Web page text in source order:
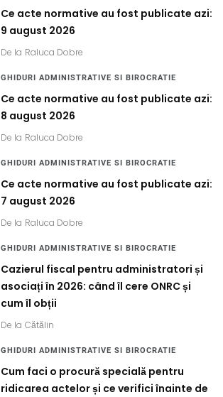
Ce acte normative au fost publicate azi:
9 august 2026
De la Raluca Dobre
GHIDURI ADMINISTRATIVE SI BIROCRATIE
Ce acte normative au fost publicate azi:
8 august 2026
De la Raluca Dobre
GHIDURI ADMINISTRATIVE SI BIROCRATIE
Ce acte normative au fost publicate azi:
7 august 2026
De la Raluca Dobre
GHIDURI ADMINISTRATIVE SI BIROCRATIE
Cazierul fiscal pentru administratori și
asociați în 2026: când îl cere ONRC și
cum îl obții
De la Cătălin
GHIDURI ADMINISTRATIVE SI BIROCRATIE
Cum faci o procură specială pentru
ridicarea actelor și ce verifici înainte de